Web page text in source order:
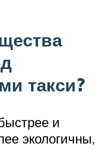
такси?
и
экологичны,